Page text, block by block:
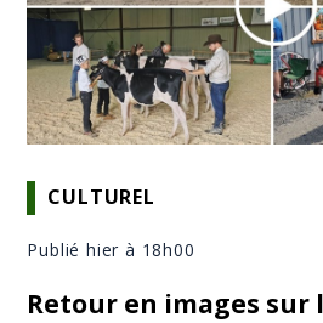
CULTUREL
Publié hier à 18h00
Retour en images sur